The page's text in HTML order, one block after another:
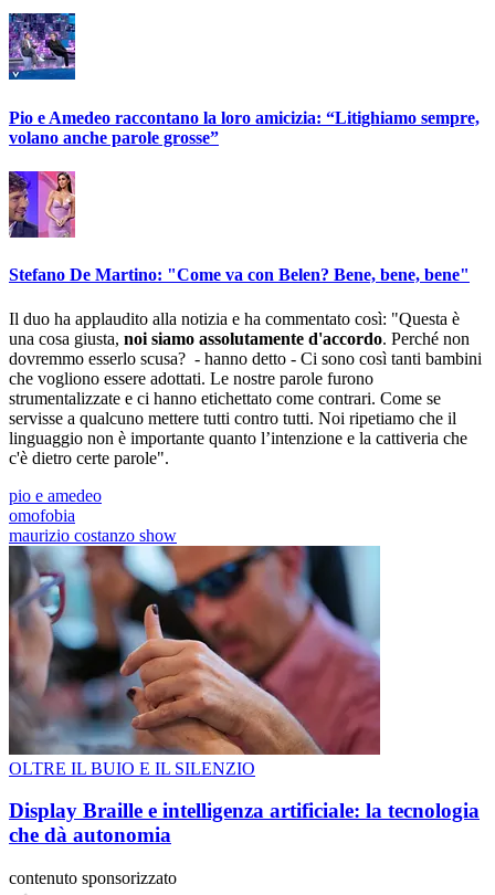
Pio e Amedeo raccontano la loro amicizia: “Litighiamo sempre,
volano anche parole grosse”
Stefano De Martino: "Come va con Belen? Bene, bene, bene"
Il duo ha applaudito alla notizia e ha commentato così: "Questa è
una cosa giusta, noi siamo assolutamente d'accordo. Perché non
dovremmo esserlo scusa? - hanno detto - Ci sono così tanti bambini
che vogliono essere adottati. Le nostre parole furono
strumentalizzate e ci hanno etichettato come contrari. Come se
servisse a qualcuno mettere tutti contro tutti. Noi ripetiamo che il
linguaggio non è importante quanto l’intenzione e la cattiveria che
c'è dietro certe parole".
pio e amedeo
omofobia
maurizio costanzo show
OLTRE IL BUIO E IL SILENZIO
Display Braille e intelligenza artificiale: la tecnologia
che dà autonomia
contenuto sponsorizzato